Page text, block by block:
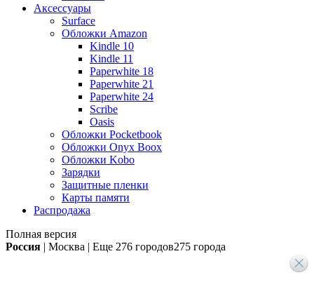
Аксессуары
Surface
Обложки Amazon
Kindle 10
Kindle 11
Paperwhite 18
Paperwhite 21
Paperwhite 24
Scribe
Oasis
Обложки Pocketbook
Обложки Onyx Boox
Обложки Kobo
Зарядки
Защитные пленки
Карты памяти
Распродажа
Полная версия
Россия | Москва | Еще 276 городов275 города